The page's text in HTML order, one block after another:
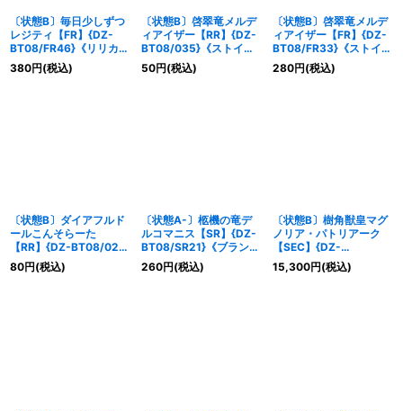
〔状態B〕毎日少しずつ
レジティ【FR】{DZ-
BT08/FR46}《リリカル
モナステリオ》
380円(税込)
〔状態B〕啓翠竜メルデ
ィアイザー【RR】{DZ-
BT08/035}《ストイケ
イア》
50円(税込)
〔状態B〕啓翠竜メルデ
ィアイザー【FR】{DZ-
BT08/FR33}《ストイケ
イア》
280円(税込)
〔状態B〕ダイアフルド
ールこんそらーた
【RR】{DZ-BT08/025}
《ダークステイツ》
80円(税込)
〔状態A-〕柩機の竜デ
ルコマニス【SR】{DZ-
BT08/SR21}《ブラント
ゲート》
260円(税込)
〔状態B〕樹角獣皇マグ
ノリア・パトリアーク
【SEC】{DZ-
BT08/SEC06}《ストイ
ケイア》
15,300円(税込)